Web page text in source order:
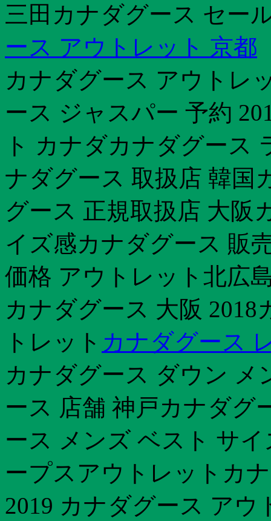
三田カナダグース セー
ース アウトレット 京都
カナダグース アウトレ
ース ジャスパー 予約
ト カナダカナダグース
ナダグース 取扱店 韓国
グース 正規取扱店 大阪
イズ感カナダグース 販
価格 アウトレット北広
カナダグース 大阪 2018
トレット カナダグース
カナダグース ダウン メ
ース 店舗 神戸カナダグ
ース メンズ ベスト サ
ープスアウトレットカ
2019 カナダグース ア